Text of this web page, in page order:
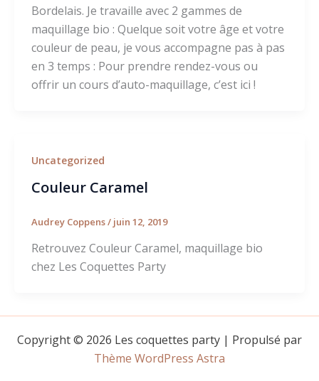
Bordelais. Je travaille avec 2 gammes de
maquillage bio : Quelque soit votre âge et votre
couleur de peau, je vous accompagne pas à pas
en 3 temps : Pour prendre rendez-vous ou
offrir un cours d’auto-maquillage, c’est ici !
Uncategorized
Couleur Caramel
Audrey Coppens/ juin 12, 2019
Retrouvez Couleur Caramel, maquillage bio
chez Les Coquettes Party
Copyright © 2026 Les coquettes party | Propulsé par
Thème WordPress Astra